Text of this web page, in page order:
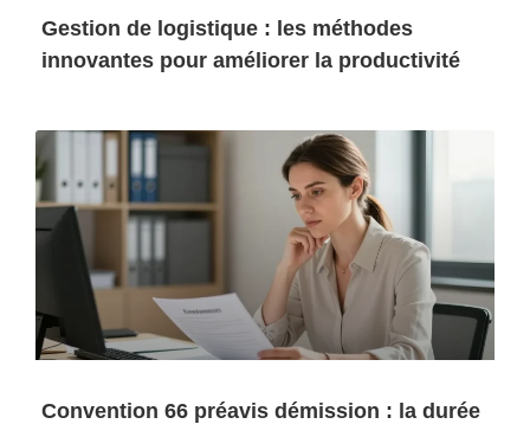
Gestion de logistique : les méthodes
innovantes pour améliorer la productivité
Convention 66 préavis démission : la durée